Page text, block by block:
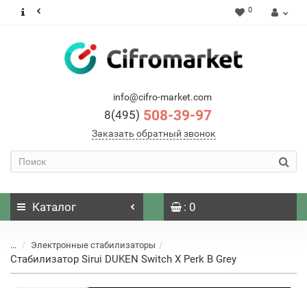
0
info@cifro-market.com
8(495) 508-39-97
Заказать обратный звонок
Каталог : 0
... Электронные стабилизаторы
Стабилизатор Sirui DUKEN Switch X Perk B Grey